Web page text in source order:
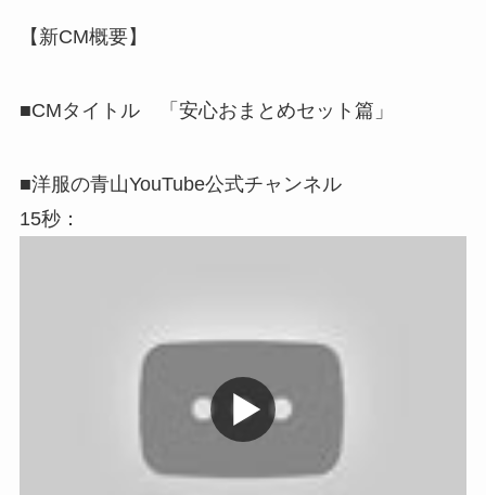
【新CM概要】
■CMタイトル 「安心おまとめセット篇」
■洋服の青山YouTube公式チャンネル
15秒：